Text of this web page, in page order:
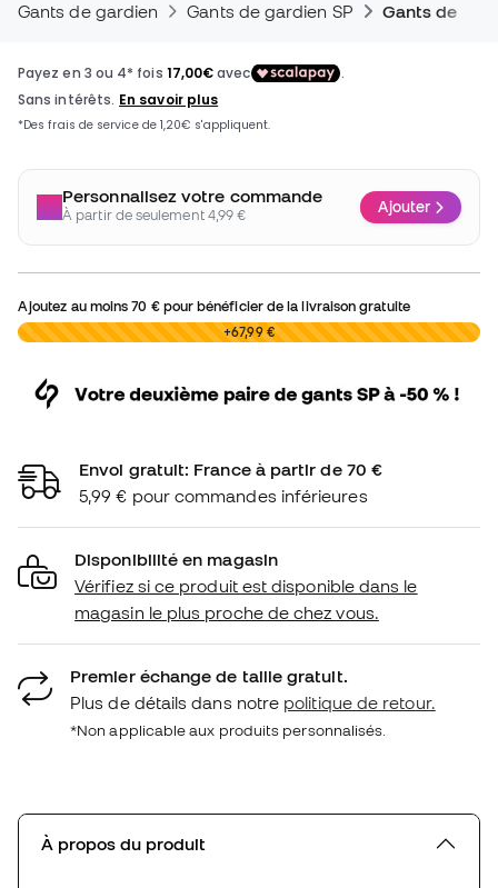
Gants de gardien Gants de gardien SP Gants de
Personnalisez votre commande
À partir de seulement 4,99 € Ajouter
Ajoutez au moins70 €pour bénéficier de la livraison gratuite
0,00 € +67,99 €
Envoi gratuit: France à partir de 70 €
5,99 € pour commandes inférieures
Disponibilité en magasin
Vérifiez si ce produit est disponible dans le
magasin le plus proche de chez vous.
Premier échange de taille gratuit.
Plus de détails dans notre politique de retour.
*Non applicable aux produits personnalisés.
À propos du produit